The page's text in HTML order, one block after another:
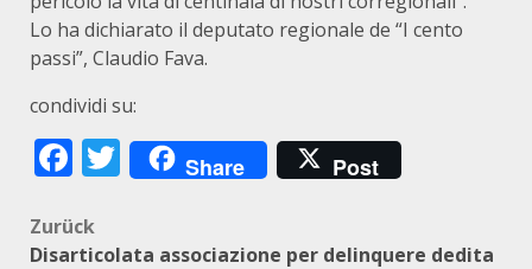
Lo ha dichiarato il deputato regionale de “I cento
passi”, Claudio Fava.
condividi su:
Facebook
Twitter
Share Post
Beitragsnavigation
Zurück
Disarticolata associazione per delinquere dedita